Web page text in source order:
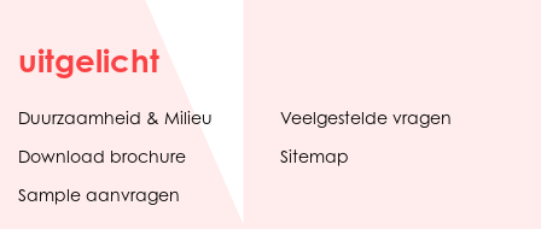
uitgelicht
Duurzaamheid & Milieu
Download brochure
Sample aanvragen
Veelgestelde vragen
Sitemap